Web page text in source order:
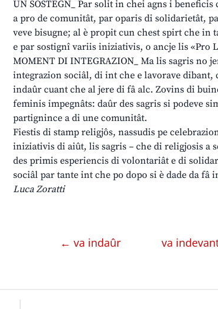
UN SOSTEGN_ Par solit in chei agns i
a pro de comunitât, par oparis di solidarietât,
veve bisugne; al è propit cun chest spirt che in
e par sostignî variis iniziativis, o ancje lis «Pro
MOMENT DI INTEGRAZION_ Ma lis sagris no
integrazion sociâl, di int che e lavorave dibant,
indaûr cuant che al jere di fâ alc. Zovins di
feminis impegnâts: daûr des sagris si podeve
partignince a di une comunitât.
Fiestis di stamp religjôs, nassudis pe
iniziativis di aiût, lis sagris – che di religjosis a
des primis esperiencis di volontariât e di
sociâl par tante int che po dopo si è dade da fâ
Luca Zoratti
← va indaûr va